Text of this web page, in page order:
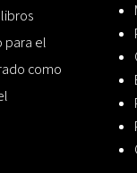
para el
como